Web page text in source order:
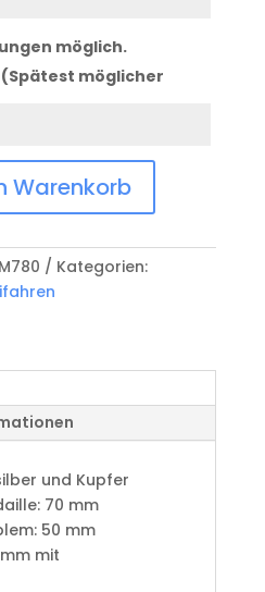
möglich.
möglicher
Warenkorb
Kategorien:
und Kupfer
70 mm
50 mm
mit